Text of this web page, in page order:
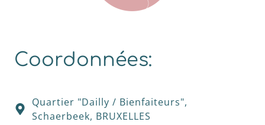
Coordonnées:
Quartier "Dailly / Bienfaiteurs",
Schaerbeek, BRUXELLES